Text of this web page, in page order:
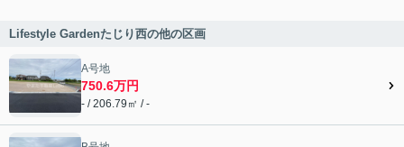
Lifestyle Gardenたじり西の他の区画
A号地
750.6万円
- / 206.79㎡ / -